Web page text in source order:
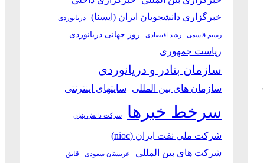
خبرگزاری دانشجویان ایران (ایسنا)
دریانوردی
رستم قاسمی رشد اقتصادی روز جهانی دریانوردی
ریاست جمهوری
سازمان بنادر و دریانوردی
سازمان های بین المللی سایتهای اینترنتی
سرخط خبرها شرکت دانش بنیان
شرکت ملی نفت ایران (nioc)
شرکت های بین المللی
عربستان سعودی قایق